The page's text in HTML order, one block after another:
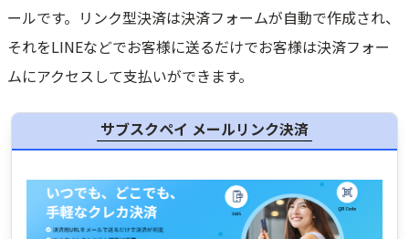
ールです。リンク型決済は決済フォームが自動で作成され、
それをLINEなどでお客様に送るだけでお客様は決済フォー
ムにアクセスして支払いができます。
サブスクペイ メールリンク決済